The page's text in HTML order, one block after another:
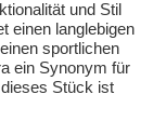
und Stil
einen langlebigen
sportlichen
ein Synonym für
Stück ist